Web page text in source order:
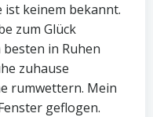
ist keinem bekannt.
zum Glück
in Ruhen
zuhause
rumwettern. Mein
geflogen.